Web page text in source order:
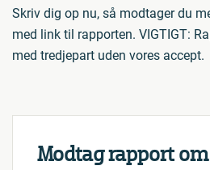
Skriv dig op nu, så modtager du
med link til rapporten. VIGTIGT:
med tredjepart uden vores accept.
Modtag rapport om